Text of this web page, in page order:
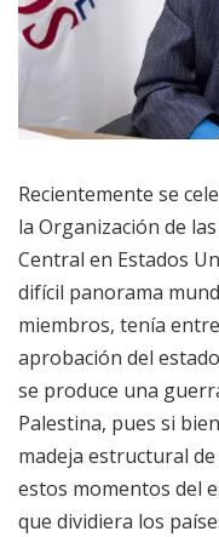
Recientemente se
la Organización de
Central en Estados
difícil panorama
miembros, tenía
aprobación del
se produce una
Palestina, pues si
madeja estructural
estos momentos del
que dividiera los